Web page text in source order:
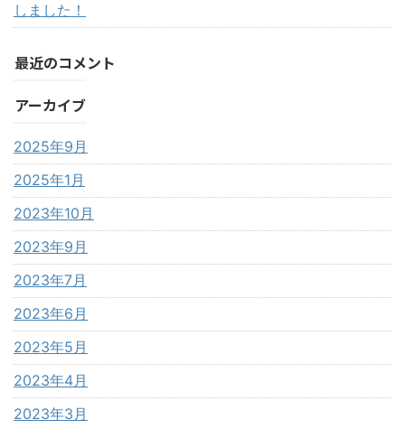
しました！
最近のコメント
アーカイブ
2025年9月
2025年1月
2023年10月
2023年9月
2023年7月
2023年6月
2023年5月
2023年4月
2023年3月